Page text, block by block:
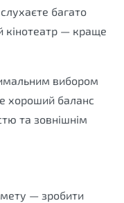
багато
кінотеатр — краще
вибором
хороший баланс
та зовнішнім
— зробити